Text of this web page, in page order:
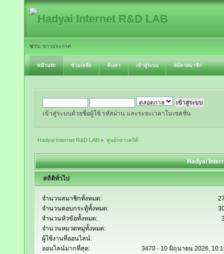
ข่าว: ข่าวประกาศ
หน้าแรก ช่วยเหลือ ค้นหา เข้าสู่ระบบ สมัครสมาชิก
เข้าสู่ระบบด้วยชื่อผู้ใช้ รหัสผ่าน และระยะเวลาในเซสชั่น
Hadyai Internet R&D LAB » ศูนย์กลางสถิติ
Hadyai
สถิติทั่วไป
จำนวนสมาชิกทั้งหมด:
จำนวนตอบกระทู้ทั้งหมด:
จำนวนหัวข้อทั้งหมด:
จำนวนหมวดหมู่ทั้งหมด:
ผู้ใช้งานที่ออนไลน์:
ออนไลน์มากที่สุด:
3470 - 10 มิถุนายน 2026,